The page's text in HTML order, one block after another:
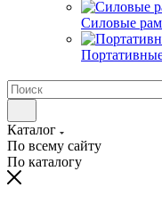
Силовые
Каталог
По всему сайту
По каталогу